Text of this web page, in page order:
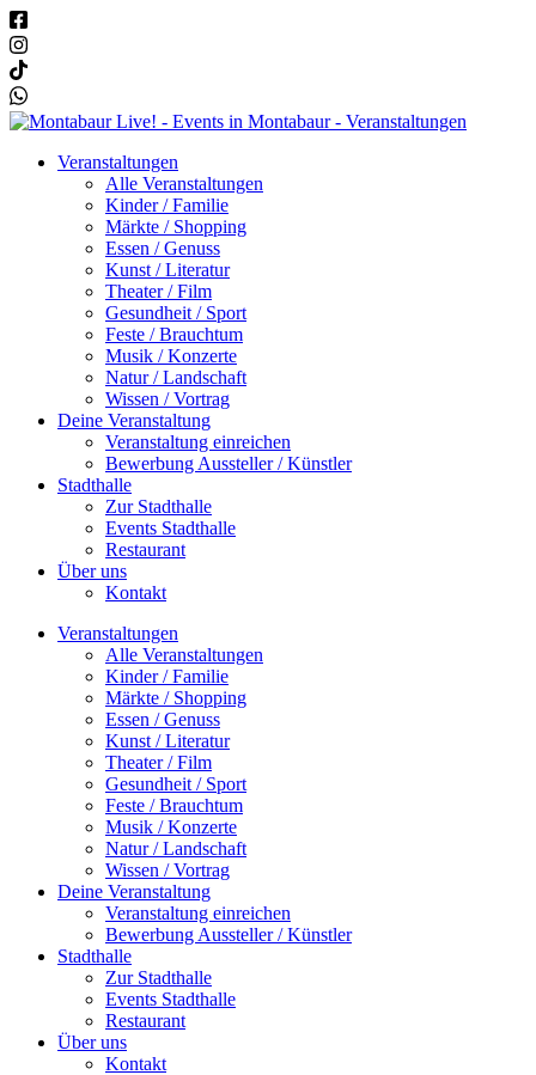
Veranstaltungen
Alle Veranstaltungen
Kinder / Familie
Märkte / Shopping
Essen / Genuss
Kunst / Literatur
Theater / Film
Gesundheit / Sport
Feste / Brauchtum
Musik / Konzerte
Natur / Landschaft
Wissen / Vortrag
Deine Veranstaltung
Veranstaltung einreichen
Bewerbung Aussteller / Künstler
Stadthalle
Zur Stadthalle
Events Stadthalle
Restaurant
Über uns
Kontakt
Veranstaltungen
Alle Veranstaltungen
Kinder / Familie
Märkte / Shopping
Essen / Genuss
Kunst / Literatur
Theater / Film
Gesundheit / Sport
Feste / Brauchtum
Musik / Konzerte
Natur / Landschaft
Wissen / Vortrag
Deine Veranstaltung
Veranstaltung einreichen
Bewerbung Aussteller / Künstler
Stadthalle
Zur Stadthalle
Events Stadthalle
Restaurant
Über uns
Kontakt